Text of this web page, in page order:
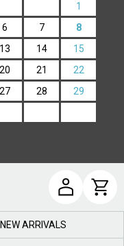
1
6 7
8
13 14
15
20 21
22
27 28
29
NEW ARRIVALS